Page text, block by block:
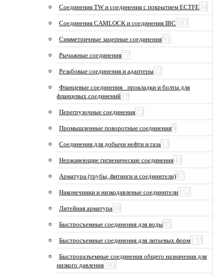
Соединения TW и соединения с покрытием ECTFE34
Соединения CAMLOCK и соединения IBC 103
Симметричные зацепные соединения91
Рычажные соединения77
Резьбовые соединения и адаптеры22
Фланцевые соединения_ прокладки и болты для
фланцевых соединений 19
Перегрузочные соединения23
Промышленные поворотные соединения6
Соединения для добычи нефти и газа 13
Нержавеющие гигиенические соединения43
Арматура (трубы, фитинги и соединители)87
Наконечники и низкодавленые соединители 152
Литейная арматура 10
Быстросъемные соединения для воды85
Быстросъемные соединения для литьевых форм 133
Быстроразъемные соединения общего назначения для
низкого давления 195